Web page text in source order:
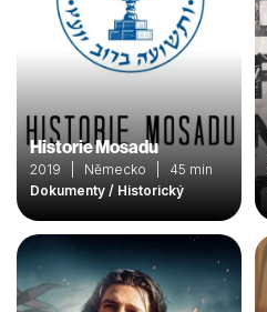
Historie Mosadu
2019 | Německo | 45 min
Dokumenty / Historický